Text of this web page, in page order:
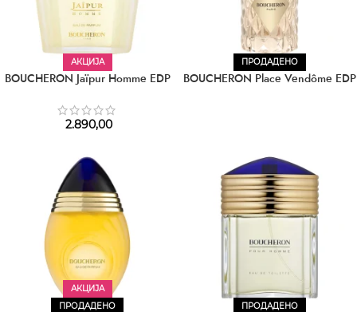
АКЦИЈА
BOUCHERON Jaïpur Homme EDP
2.890,00
ПРОДАДЕНО
BOUCHERON Place Vendôme EDP
АКЦИЈА
ПРОДАДЕНО
ПРОДАДЕНО